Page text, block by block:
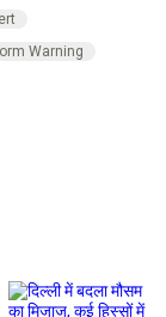
Warning